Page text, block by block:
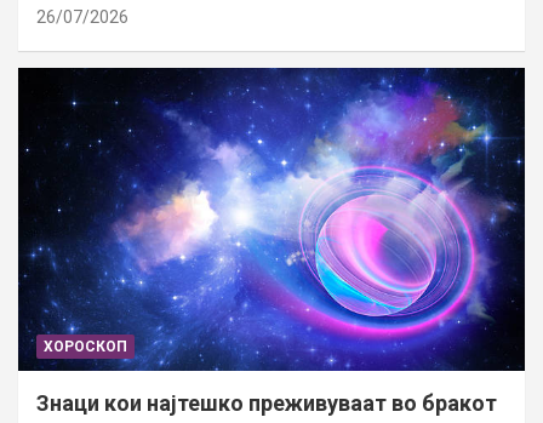
26/07/2026
ХОРОСКОП
Знаци кои најтешко преживуваат во бракот